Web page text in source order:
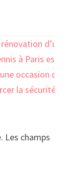
d’un
à Paris est-
occasion de
la sécurité ?
Les champs